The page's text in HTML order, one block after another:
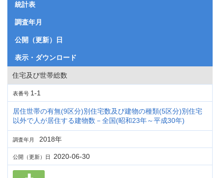
統計表
調査年月
公開（更新）日
表示・ダウンロード
住宅及び世帯総数
表番号 1-1
居住世帯の有無(9区分)別住宅数及び建物の種類(5区分)別住宅
以外で人が居住する建物数－全国(昭和23年～平成30年)
調査年月 2018年
公開（更新）日 2020-06-30